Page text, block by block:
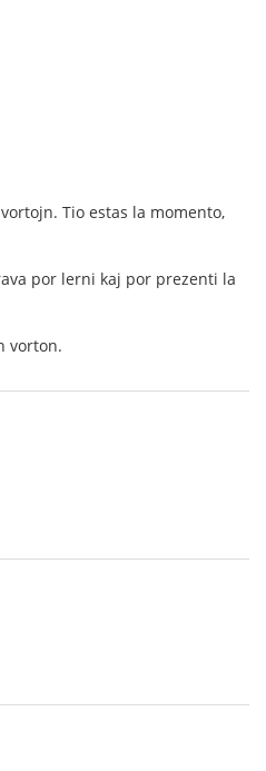
Tio estas la momento,
por lerni kaj por prezenti la
vorton.